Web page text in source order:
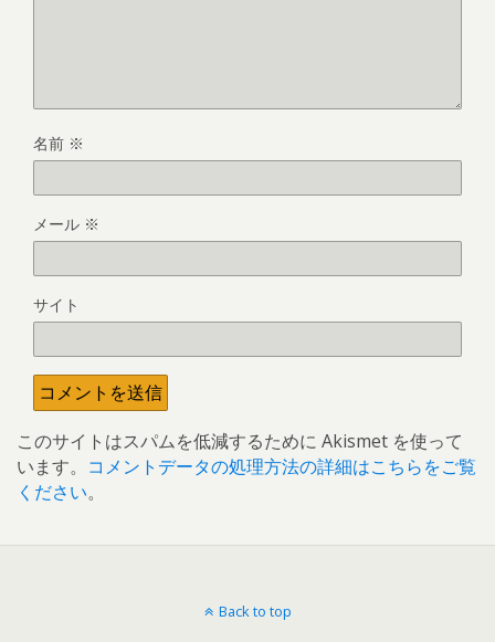
名前 ※
メール ※
サイト
このサイトはスパムを低減するために Akismet を使って
います。 コメントデータの処理方法の詳細はこちらをご覧
ください。
Back to top